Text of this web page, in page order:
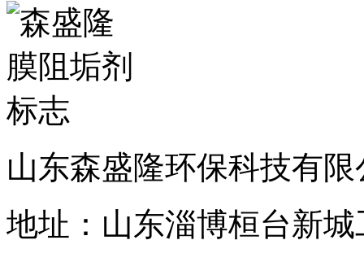
山东森盛隆环保科技有限
地址：山东淄博桓台新